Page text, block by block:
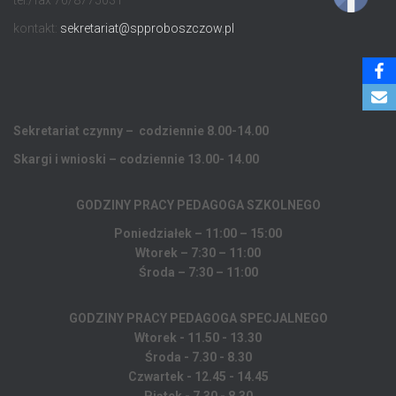
kontakt: sekretariat@spproboszczow.pl
Sekretariat czynny – codziennie 8.00-14.00
Skargi i wnioski – codziennie 13.00- 14.00
GODZINY PRACY PEDAGOGA SZKOLNEGO
Poniedziałek – 11:00 – 15:00
Wtorek – 7:30 – 11:00
Środa – 7:30 – 11:00
GODZINY PRACY PEDAGOGA SPECJALNEGO
Wtorek - 11.50 - 13.30
Środa - 7.30 - 8.30
Czwartek - 12.45 - 14.45